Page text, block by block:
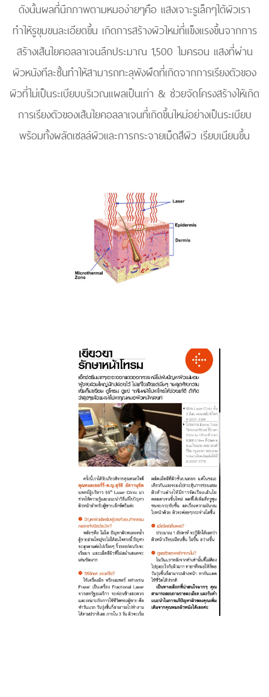
ดังนั้นผลที่นึกภาพตามหมอง่ายๆคือ แสงเจาะรูเล็กๆใต้ผิวเรา
ทำให้รูขุมขนละเอียดขึ้น เกิดการสร้างผิวใหม่ที่แข็งแรงขึ้นจากการ
สร้างเส้นใยคอลลาเจนลึกประมาณ 1,500 ไมครอน แสงที่ผ่าน
ผิวหนังทีละชั้นทำให้สามารถทะลุพังผืดที่เกิดจากการเรียงตัวของ
ผิวที่ไม่เป็นระเบียบบริเวณแผลเป็นเก่า & ช่วยจัดโครงสร้างให้เกิด
การเรียงตัวของเส้นใยคอลลาเจนที่เกิดขึ้นใหม่อย่างเป็นระเบียบ
พร้อมทั้งผลัดเซลล์ผิวและการกระจายเม็ดสีผิว เรียบเนียนขึ้น